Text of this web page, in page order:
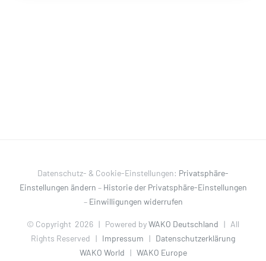
Datenschutz- & Cookie-Einstellungen: Privatsphäre-
Einstellungen ändern – Historie der Privatsphäre-Einstellungen
– Einwilligungen widerrufen
© Copyright 2026 | Powered byWAKO Deutschland | All
Rights Reserved | Impressum | Datenschutzerklärung
WAKO World | WAKO Europe